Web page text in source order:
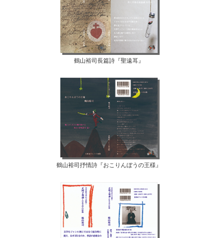
鶴山裕司長篇詩『聖遠耳』
鶴山裕司抒情詩『おこりんぼうの王様』